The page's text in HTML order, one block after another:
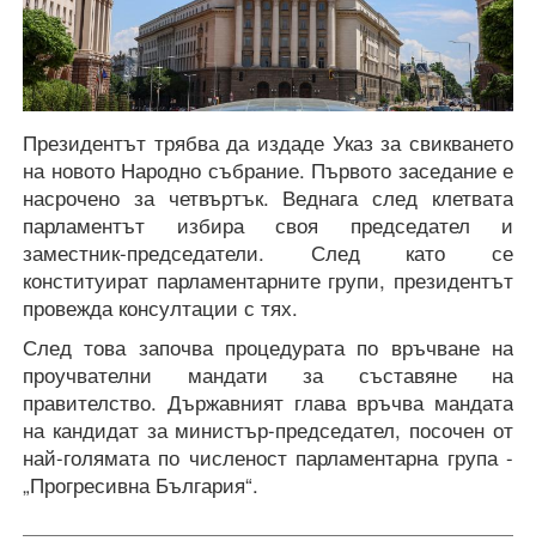
Президентът трябва да издаде Указ за свикването
на новото Народно събрание. Първото заседание е
насрочено за четвъртък. Веднага след клетвата
парламентът избира своя председател и
заместник-председатели. След като се
конституират парламентарните групи, президентът
провежда консултации с тях.
След това започва процедурата по връчване на
проучвателни мандати за съставяне на
правителство. Държавният глава връчва мандата
на кандидат за министър-председател, посочен от
най-голямата по численост парламентарна група -
„Прогресивна България“.